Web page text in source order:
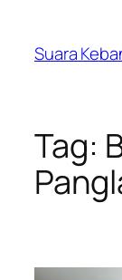
konten
Suara
Tag: